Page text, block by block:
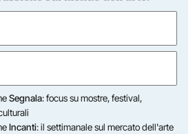
Segnala: focus su mostre, festival,
Incanti: il settimanale sul mercato dell'arte